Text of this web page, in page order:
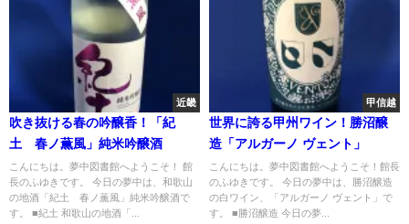
近畿
吹き抜ける春の吟醸香！「紀
土 春ノ薫風」純米吟醸酒
こんにちは。夢中図書館へようこそ！ 館
長のふゆきです。 今日の夢中は、和歌山
の地酒「紀土 春ノ薫風」純米吟醸酒で
す。 ■紀土 和歌山の地酒「...
甲信越
世界に誇る甲州ワイン！勝沼醸
造「アルガーノ ヴェント」
こんにちは。夢中図書館へようこそ！館長
のふゆきです。 今日の夢中は、勝沼醸造
の白ワイン、「アルガーノ ヴェント」で
す。 ■勝沼醸造 今日の夢...